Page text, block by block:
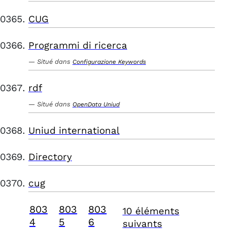
CUG
Programmi di ricerca
Situé dans Configurazione Keywords
rdf
Situé dans OpenData Uniud
Uniud international
Directory
cug
803
4
803
5
803
6
10 éléments
suivants